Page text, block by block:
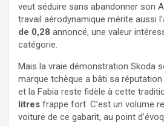
veut séduire sans abandonner son
travail aérodynamique mérite aussi
de 0,28 annoncé, une valeur
catégorie.
Mais la vraie démonstration Skoda
marque tchèque a bâti sa réputation
et la Fabia reste fidèle à cette
litres frappe fort. C’est un volume
voiture de ce gabarit, au point